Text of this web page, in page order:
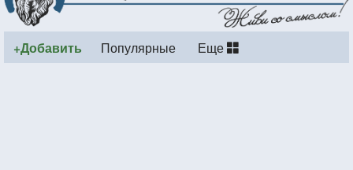
+Добавить Популярные Еще